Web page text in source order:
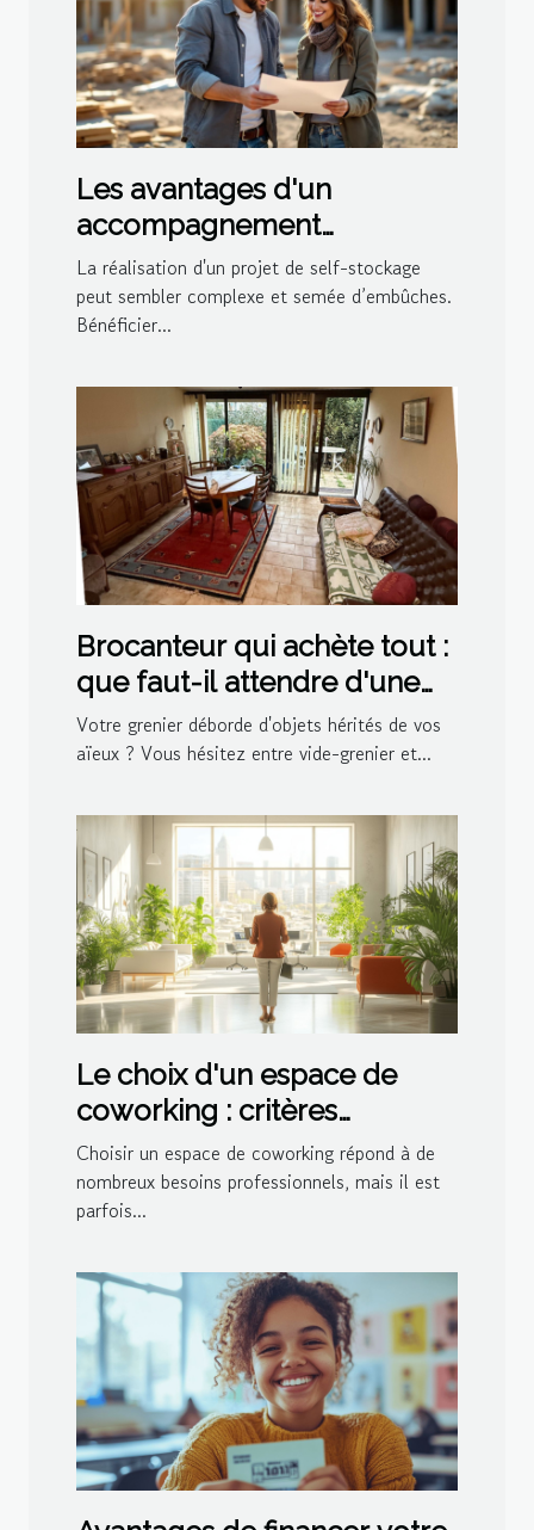
Les avantages d'un
accompagnement
personnalisé lors de la
construction de self-
stockage
La réalisation d'un projet de self-stockage
peut sembler complexe et semée d’embûches.
Bénéficier...
Brocanteur qui achète tout :
que faut-il attendre d'une
visite à domicile ?
Votre grenier déborde d'objets hérités de vos
aïeux ? Vous hésitez entre vide-grenier et...
Le choix d'un espace de
coworking : critères
essentiels à considérer
Choisir un espace de coworking répond à de
nombreux besoins professionnels, mais il est
parfois...